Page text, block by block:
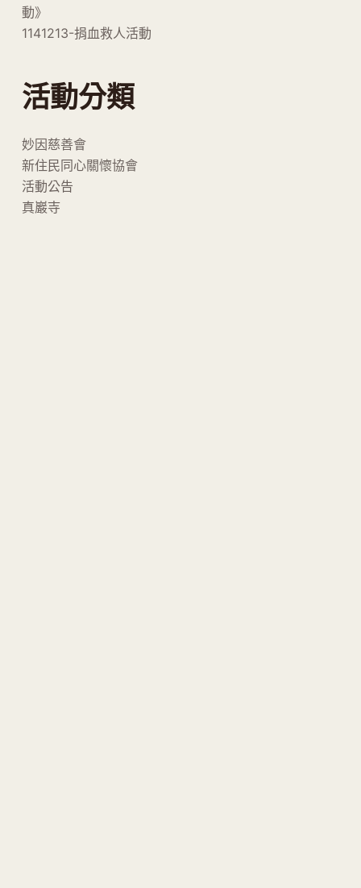
動》
1141213-捐血救人活動
活動分類
妙因慈善會
新住民同心關懷協會
活動公告
真巖寺